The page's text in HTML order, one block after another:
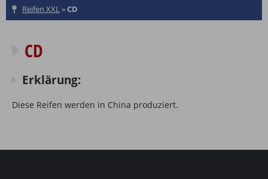
Reifen XXL»CD
CD
Erklärung:
Diese Reifen werden in China produziert.